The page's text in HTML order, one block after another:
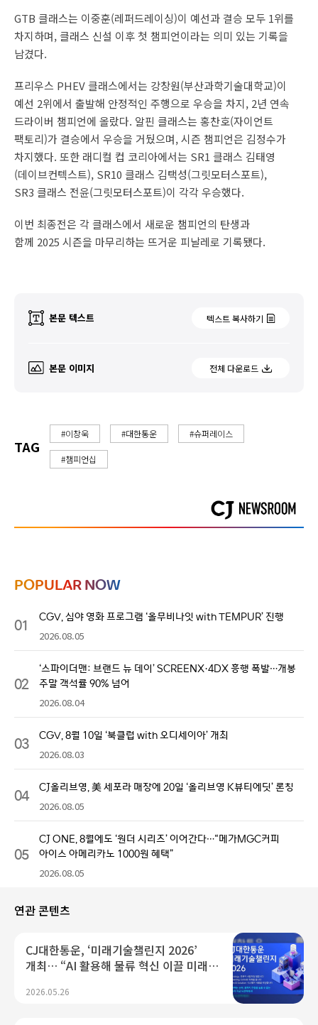
GTB 클래스는 이중훈(레퍼드레이싱)이 예선과 결승 모두 1위를
차지하며, 클래스 신설 이후 첫 챔피언이라는 의미 있는 기록을
남겼다.
프리우스 PHEV 클래스에서는 강창원(부산과학기술대학교)이
예선 2위에서 출발해 안정적인 주행으로 우승을 차지, 2년 연속
드라이버 챔피언에 올랐다. 알핀 클래스는 홍찬호(자이언트
팩토리)가 결승에서 우승을 거뒀으며, 시즌 챔피언은 김정수가
차지했다. 또한 래디컬 컵 코리아에서는 SR1 클래스 김태영
(데이브컨텍스트), SR10 클래스 김택성(그릿모터스포트),
SR3 클래스 전윤(그릿모터스포트)이 각각 우승했다.
이번 최종전은 각 클래스에서 새로운 챔피언의 탄생과
함께 2025 시즌을 마무리하는 뜨거운 피날레로 기록됐다.
본문 텍스트 텍스트 복사하기
본문 이미지 전체 다운로드
TAG
#이창욱 #대한통운 #슈퍼레이스
#챔피언십
POPULAR NOW
01 CGV, 심야 영화 프로그램 ‘올무비나잇 with TEMPUR’ 진행
2026.08.05
02
‘스파이더맨: 브랜드 뉴 데이’ SCREENX·4DX 흥행 폭발…개봉
주말 객석률 90% 넘어
2026.08.04
03 CGV, 8월 10일 ‘북클럽 with 오디세이아’ 개최
2026.08.03
04 CJ올리브영, 美 세포라 매장에 20일 ‘올리브영 K뷰티에딧’ 론칭
2026.08.05
05
CJ ONE, 8월에도 ‘원더 시리즈’ 이어간다…“메가MGC커피
아이스 아메리카노 1000원 혜택”
2026.08.05
연관 콘텐츠
CJ대한통운, ‘미래기술챌린지 2026’
개최… “AI 활용해 물류 혁신 이끌 미래
2026.05.26